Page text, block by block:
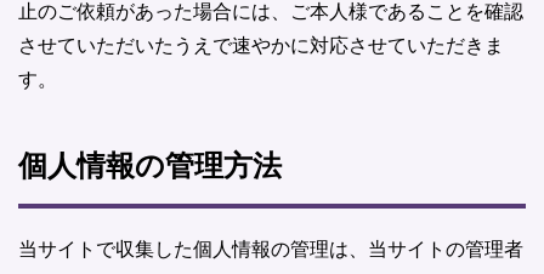
止のご依頼があった場合には、ご本人様であることを確認
させていただいたうえで速やかに対応させていただきま
す。
個人情報の管理方法
当サイトで収集した個人情報の管理は、当サイトの管理者